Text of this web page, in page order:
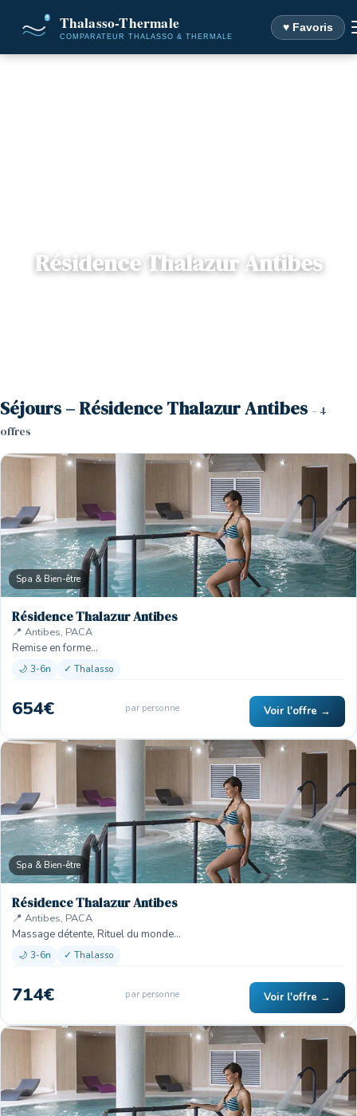
♥ Favoris
Résidence Thalazur Antibes
Séjours – Résidence Thalazur Antibes – 4
offres
Spa & Bien-être
Résidence Thalazur Antibes
📍 Antibes, PACA
Remise en forme…
🌙 3-6n ✓ Thalasso
654€ par personne Voir l'offre →
Spa & Bien-être
Résidence Thalazur Antibes
📍 Antibes, PACA
Massage détente, Rituel du monde…
🌙 3-6n ✓ Thalasso
714€ par personne Voir l'offre →